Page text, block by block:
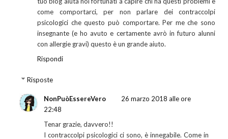
come comportarci, per non parlare dei contraccolpi
psicologici che questo può comportare. Per me che sono
insegnante (e ho avuto e certamente avrò in futuro alunni
con allergie gravi) questo è un grande aiuto.
Rispondi
Risposte
NonPuòEssereVero
26 marzo 2018 alle ore
22:48
Tenar grazie, davvero!!
I contraccolpi psicologici ci sono, è innegabile. Come in